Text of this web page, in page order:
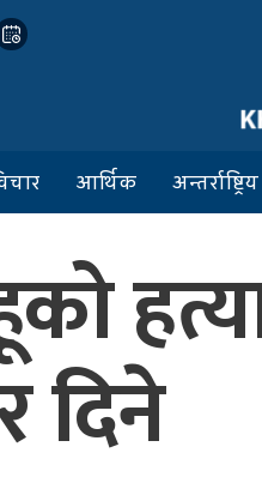
आर्थिक अन्तर्राष्ट्रिय
दिने